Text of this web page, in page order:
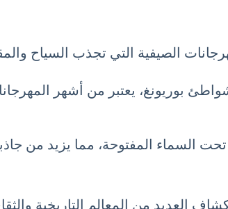
الصيفية التي تجذب السياح
بوريونغ، يعتبر من أشهر
السماء المفتوحة، مما يزيد من
العديد من المعالم التاريخية